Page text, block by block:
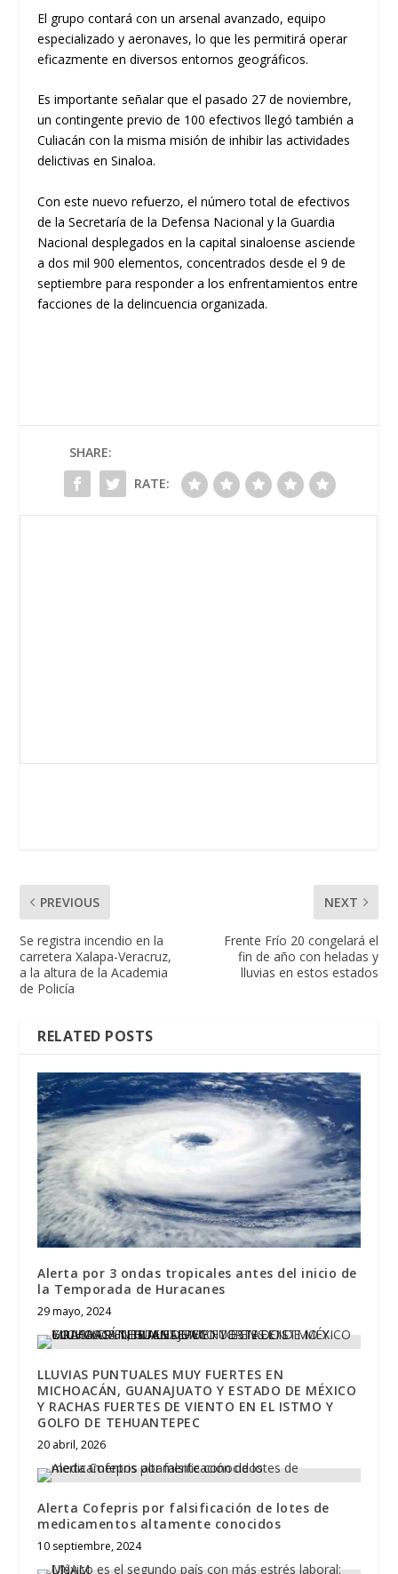
El grupo contará con un arsenal avanzado, equipo
especializado y aeronaves, lo que les permitirá operar
eficazmente en diversos entornos geográficos.
Es importante señalar que el pasado 27 de noviembre,
un contingente previo de 100 efectivos llegó también a
Culiacán con la misma misión de inhibir las actividades
delictivas en Sinaloa.
Con este nuevo refuerzo, el número total de efectivos
de la Secretaría de la Defensa Nacional y la Guardia
Nacional desplegados en la capital sinaloense asciende
a dos mil 900 elementos, concentrados desde el 9 de
septiembre para responder a los enfrentamientos entre
facciones de la delincuencia organizada.
SHARE:
RATE:
PREVIOUS
Se registra incendio en la
carretera Xalapa-Veracruz,
a la altura de la Academia
de Policía
NEXT
Frente Frío 20 congelará el
fin de año con heladas y
lluvias en estos estados
RELATED POSTS
Alerta por 3 ondas tropicales antes del inicio de
la Temporada de Huracanes
29 mayo, 2024
LLUVIAS PUNTUALES MUY FUERTES EN
MICHOACÁN, GUANAJUATO Y ESTADO DE MÉXICO
Y RACHAS FUERTES DE VIENTO EN EL ISTMO Y
GOLFO DE TEHUANTEPEC
20 abril, 2026
Alerta Cofepris por falsificación de lotes de
medicamentos altamente conocidos
10 septiembre, 2024